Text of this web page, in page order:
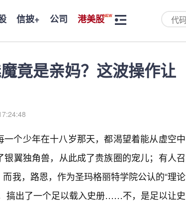
信披+ 公司 港美股
竟是亲妈？这波操作让
个少年在十八岁那天，都渴望着能从虚空中
翼独角兽，从此成了贵族圈的宠儿；有人召
我，路恩，作为圣玛格丽特学院公认的“理论
搞出了一个足以载入史册……不，是足以让史